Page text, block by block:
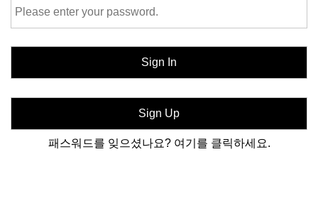
패스워드를 잊으셨나요? 여기를 클릭하세요.